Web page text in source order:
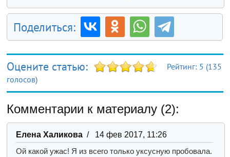
Поделиться:
Оцените статью: Рейтинг: 5 (135
голосов)
Комментарии к материалу (2):
Елена Халикова/ 14 фев 2017, 11:26
Ой какой ужас! Я из всего только уксусную пробовала.